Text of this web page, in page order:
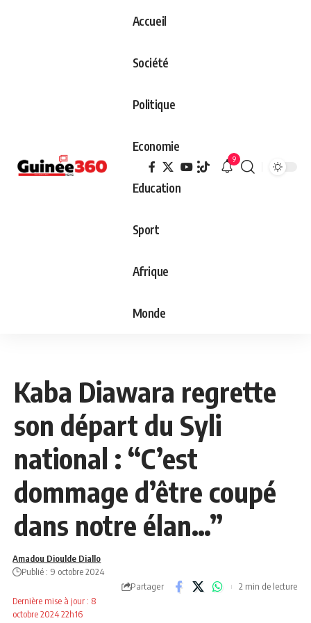
Accueil
Société
Politique
Economie
Education
Sport
Afrique
Monde
9
Kaba Diawara regrette
son départ du Syli
national : “C’est
dommage d’être coupé
dans notre élan…”
Dernière mise à jour : 8
octobre 2024 22h16
Amadou Dioulde Diallo
Publié : 9 octobre 2024
Partager
2 min de lecture